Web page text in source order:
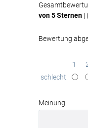
von 5 Sternen | (
Bewertung
1
schlecht
Meinung: